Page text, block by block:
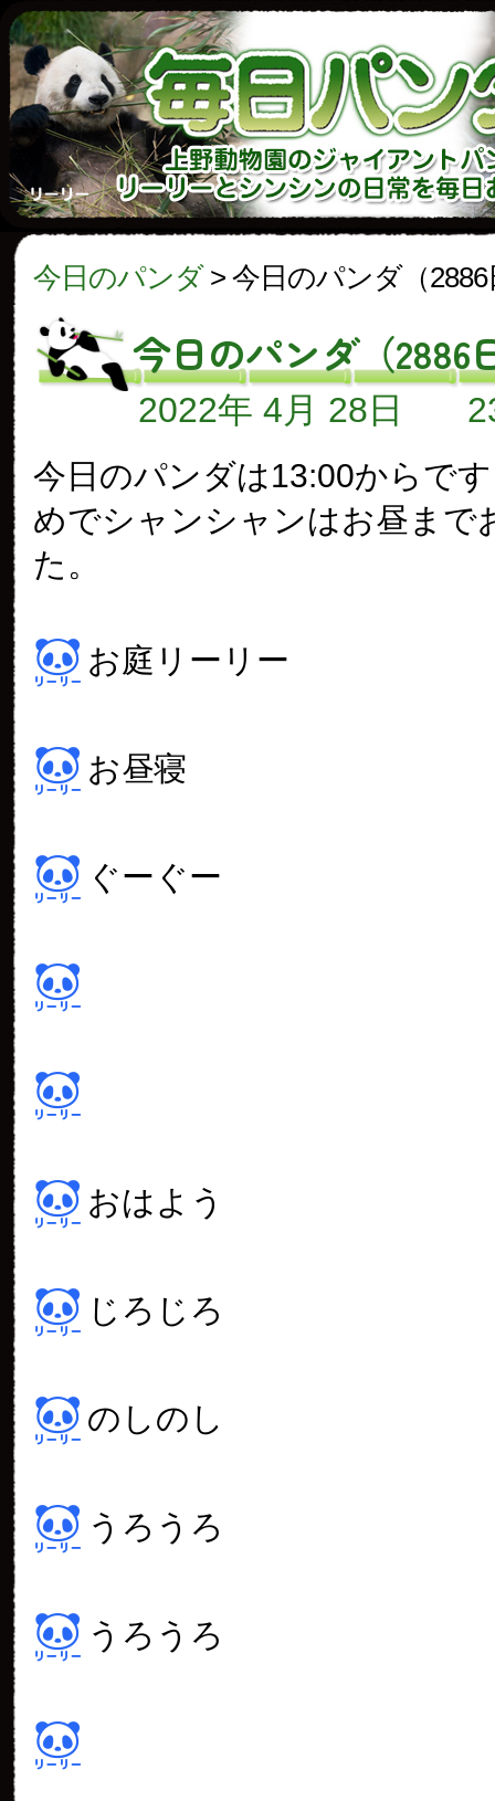
今日のパンダ> 今日のパンダ（2886
今日のパンダ（2886
2022年 4月 28日
今日のパンダは13:00からで
めでシャンシャンはお昼まで
た。
お庭リーリー
お昼寝
ぐーぐー
おはよう
じろじろ
のしのし
うろうろ
うろうろ